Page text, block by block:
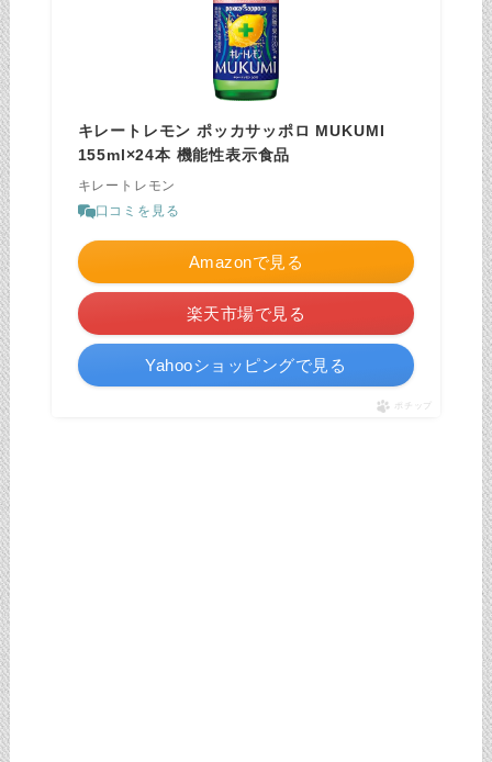
キレートレモン ポッカサッポロ MUKUMI
155ml×24本 機能性表示食品
キレートレモン
口コミを見る
Amazonで見る
楽天市場で見る
Yahooショッピングで見る
ポチップ